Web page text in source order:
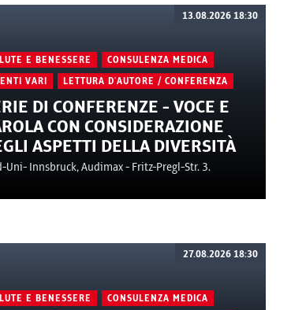
E BENESSERE CONSULENZA MEDICA
VARI LETTURA D'AUTORE / CONFERENZA
DI CONFERENZE - VOCE E
CON CONSIDERAZIONE
ASPETTI DELLA DIVERSITÀ
Uni- Innsbruck, Audimax - Fritz-Pregl-Str. 3.
13.08.2026 18:30
E BENESSERE CONSULENZA MEDICA
27.08.2026 18:30